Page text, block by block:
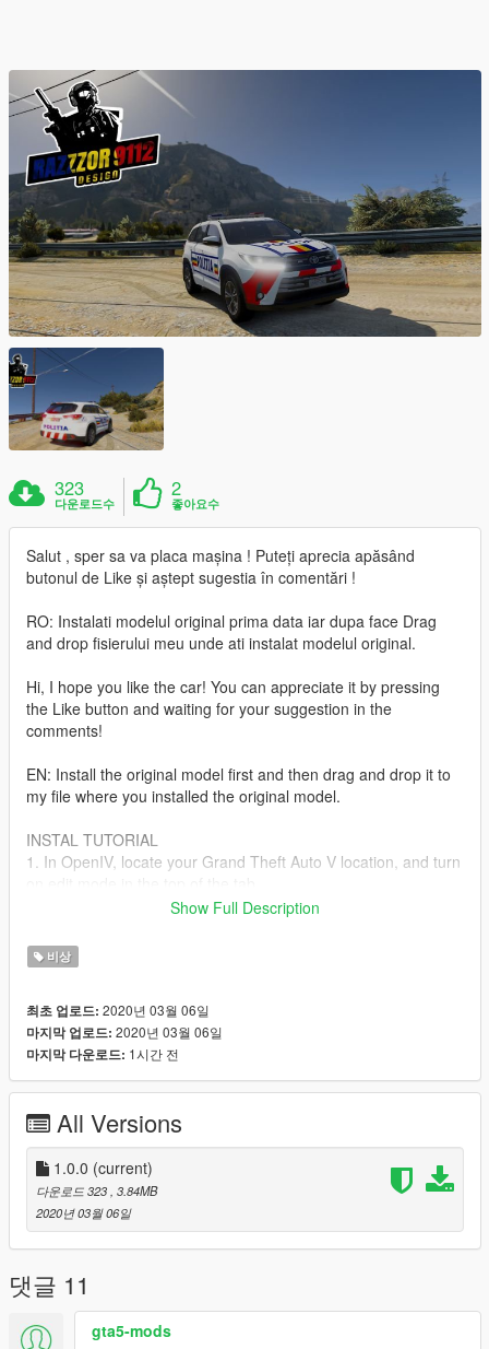
323
다운로드수
2
좋아요수
Salut , sper sa va placa mașina ! Puteți aprecia apăsând
butonul de Like și aștept sugestia în comentări !
RO: Instalati modelul original prima data iar dupa face Drag
and drop fisierului meu unde ati instalat modelul original.
Hi, I hope you like the car! You can appreciate it by pressing
the Like button and waiting for your suggestion in the
comments!
EN: Install the original model first and then drag and drop it to
my file where you installed the original model.
INSTAL TUTORIAL
1. In OpenIV, locate your Grand Theft Auto V location, and turn
2. Navigate to mods > update > x64 > dlcpacks > patchday3ng
3. Right-click anywhere in there and click add.
4. Navigate to where this folder is and select sheriff2.yft,
CREDIT MODEL:
https://www.lcpdfr.com/downloads/gta5mods/vehiclemodels/22
144-victoria-police-marked-toyota-kluger-11-els/
Show Full Description
비상
최초 업로드: 2020년 03월 06일
마지막 업로드: 2020년 03월 06일
마지막 다운로드: 1시간 전
All Versions
1.0.0 (current)
다운로드 323 , 3.84MB
2020년 03월 06일
댓글 11
gta5-mods